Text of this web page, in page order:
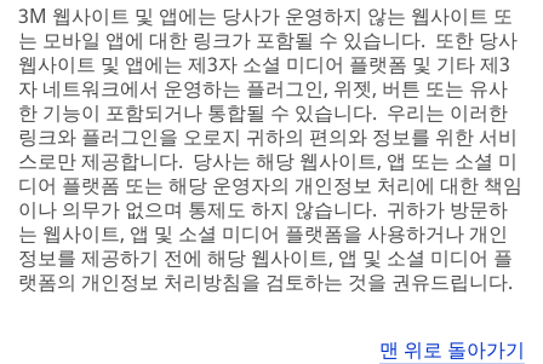
3M 웹사이트 및 앱에는 당사가 운영하지 않는 웹사이트 또
는 모바일 앱에 대한 링크가 포함될 수 있습니다. 또한 당사
웹사이트 및 앱에는 제3자 소셜 미디어 플랫폼 및 기타 제3
자 네트워크에서 운영하는 플러그인, 위젯, 버튼 또는 유사
한 기능이 포함되거나 통합될 수 있습니다. 우리는 이러한
링크와 플러그인을 오로지 귀하의 편의와 정보를 위한 서비
스로만 제공합니다. 당사는 해당 웹사이트, 앱 또는 소셜 미
디어 플랫폼 또는 해당 운영자의 개인정보 처리에 대한 책임
이나 의무가 없으며 통제도 하지 않습니다. 귀하가 방문하
는 웹사이트, 앱 및 소셜 미디어 플랫폼을 사용하거나 개인
정보를 제공하기 전에 해당 웹사이트, 앱 및 소셜 미디어 플
랫폼의 개인정보 처리방침을 검토하는 것을 권유드립니다.
맨 위로 돌아가기